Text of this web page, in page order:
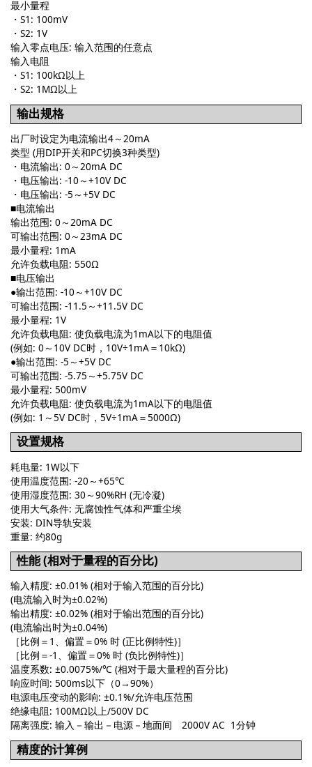
最小量程
・S1: 100mV
・S2: 1V
输入零点电压: 输入范围的任意点
输入电阻
・S1: 100kΩ以上
・S2: 1MΩ以上
输出规格
出厂时设定为电流输出4～20mA
类型 (用DIP开关和PC切换3种类型)
・电流输出: 0～20mA DC
・电压输出: -10～+10V DC
・电压输出: -5～+5V DC
■电流输出
输出范围: 0～20mA DC
可输出范围: 0～23mA DC
最小量程: 1mA
允许负载电阻: 550Ω
■电压输出
●输出范围: -10～+10V DC
可输出范围: -11.5～+11.5V DC
最小量程: 1V
允许负载电阻: 使负载电流为1mA以下的电阻值
(例如: 0～10V DC时，10V÷1mA＝10kΩ)
●输出范围: -5～+5V DC
可输出范围: -5.75～+5.75V DC
最小量程: 500mV
允许负载电阻: 使负载电流为1mA以下的电阻值
(例如: 1～5V DC时，5V÷1mA＝5000Ω)
设置规格
耗电量: 1W以下
使用温度范围: -20～+65℃
使用湿度范围: 30～90%RH (无冷凝)
使用大气条件: 无腐蚀性气体和严重尘埃
安装: DIN导轨安装
重量: 约80g
性能 (相对于量程的百分比)
输入精度: ±0.01% (相对于输入范围的百分比)
(电流输入时为±0.02%)
输出精度: ±0.02% (相对于输出范围的百分比)
(电流输出时为±0.04%)
［比例＝1、偏置＝0% 时 (正比例特性)］
［比例＝-1、偏置＝0% 时 (负比例特性)］
温度系数: ±0.0075%/℃ (相对于最大量程的百分比)
响应时间: 500ms以下（0→90%）
电源电压变动的影响: ±0.1%/允许电压范围
绝缘电阻: 100MΩ以上/500V DC
隔离强度: 输入－输出－电源－地面间 2000V AC 1分钟
精度的计算例